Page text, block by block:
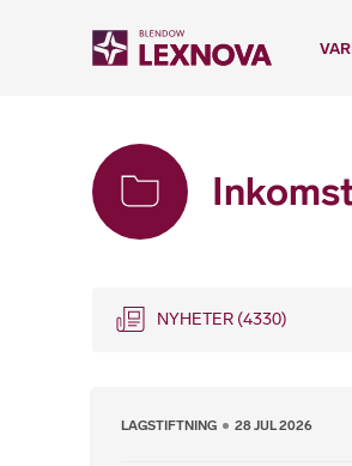
NYHETER (4330)
LAGSTIFTNING 28 JUL 2026